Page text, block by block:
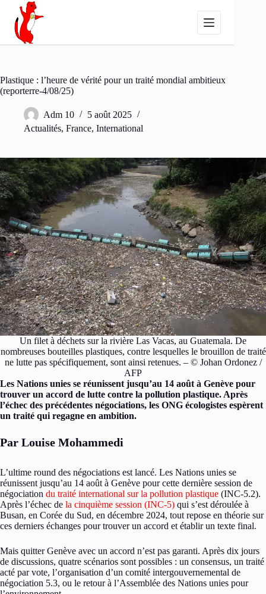
Passer
contenu
Plastique : l’heure de vérité pour un traité mondial ambitieux
(reporterre-4/08/25)
Adm 10
5 août 2025
Actualités, France, International
Un filet à déchets sur la rivière Las Vacas, au Guatemala. De
nombreuses bouteilles plastiques, contre lesquelles le brouillon de traité
ne lutte pas spécifiquement, sont ainsi retenues. – © Johan Ordonez /
AFP
Les Nations unies se réunissent jusqu’au 14 août à Genève pour
trouver un accord de lutte contre la pollution plastique. Après
l’échec des précédentes négociations, les ONG écologistes espèrent
un traité qui regagne en ambition.
Par Louise Mohammedi
L’ultime round des négociations est lancé. Les Nations unies se
réunissent jusqu’au 14 août à Genève pour cette dernière session de
négociation du traité international sur la pollution plastique (INC-5.2).
Après l’échec de la cinquième session (INC-5) qui s’est déroulée à
Busan, en Corée du Sud, en décembre 2024, tout repose en théorie sur
ces derniers échanges pour trouver un accord et établir un texte final.
Mais quitter Genève avec un accord n’est pas garanti. Après dix jours
de discussions, quatre scénarios sont possibles : un consensus, un traité
acté par vote, l’organisation d’un comité intergouvernemental de
négociation 5.3, ou le retour à l’Assemblée des Nations unies pour